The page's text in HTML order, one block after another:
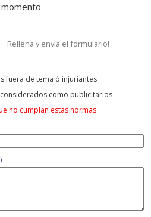
Rellena y envía el formulario!
fuera de tema ó injuriantes
como publicitarios
no cumplan estas normas